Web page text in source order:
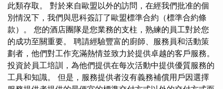
此類存取。 對於來自歐盟以外的訪問，在經我們批准的個
別情況下，我們與思科簽訂了歐盟標準合約（標準合約條
款）。 您的酒店團隊是您業務的支柱，熟練的員工對於您
的成功至關重要。 聘請經驗豐富的廚師、服務員和活動策
劃者，他們對工作充滿熱情並致力於提供卓越的客戶服務。
投資於員工培訓，為他們提供在每次活動中提供優質服務的
工具和知識。 但是，服務提供者沒有義務補償用戶因選擇